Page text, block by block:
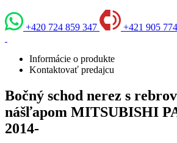
+420 724 859 347 +421 905
Informácie o produkte
Kontaktovať predajcu
Bočný schod nerez s
nášľapom MITSUBISHI
2014-